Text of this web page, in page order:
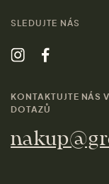
SLEDUJTE NÁS
KONTAKTUJTE NÁS
DOTAZŮ